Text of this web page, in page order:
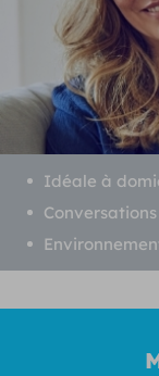
Idéale à